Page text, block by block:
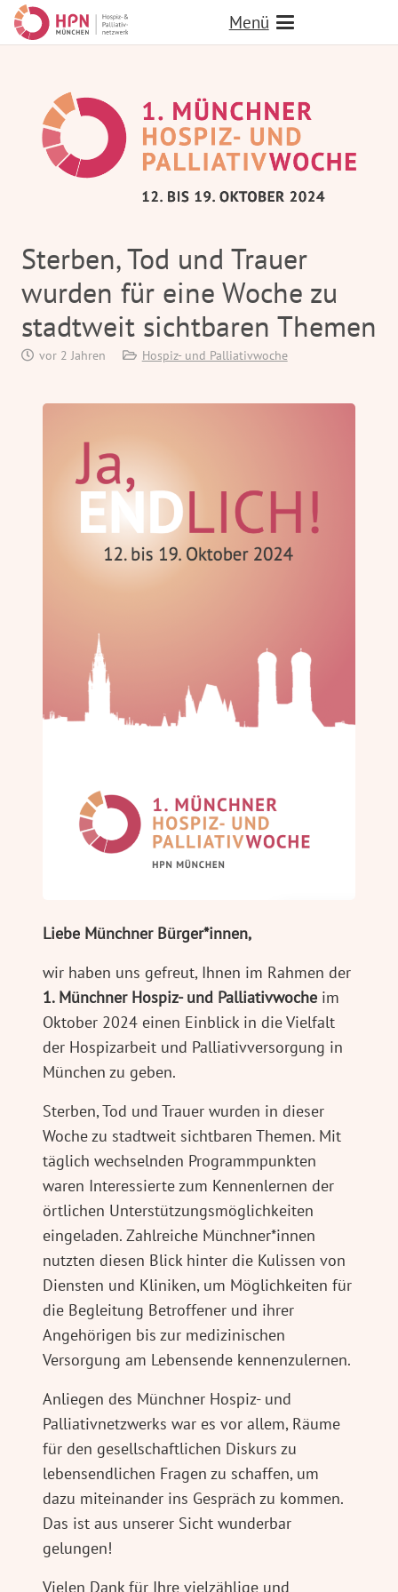
Menü
Sterben, Tod und Trauer
wurden für eine Woche zu
stadtweit sichtbaren Themen
vor 2 Jahren Hospiz- und Palliativwoche
Liebe Münchner Bürger*innen,
wir haben uns gefreut, Ihnen im Rahmen der
1. Münchner Hospiz- und Palliativwoche im
Oktober 2024 einen Einblick in die Vielfalt
der Hospizarbeit und Palliativversorgung in
München zu geben.
Sterben, Tod und Trauer wurden in dieser
Woche zu stadtweit sichtbaren Themen. Mit
täglich wechselnden Programmpunkten
waren Interessierte zum Kennenlernen der
örtlichen Unterstützungsmöglichkeiten
eingeladen. Zahlreiche Münchner*innen
nutzten diesen Blick hinter die Kulissen von
Diensten und Kliniken, um Möglichkeiten für
die Begleitung Betroffener und ihrer
Angehörigen bis zur medizinischen
Versorgung am Lebensende kennenzulernen.
Anliegen des Münchner Hospiz- und
Palliativnetzwerks war es vor allem, Räume
für den gesellschaftlichen Diskurs zu
lebensendlichen Fragen zu schaffen, um
dazu miteinander ins Gespräch zu kommen.
Das ist aus unserer Sicht wunderbar
gelungen!
Vielen Dank für Ihre vielzählige und